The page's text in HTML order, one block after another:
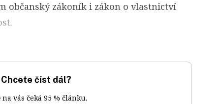
občanský zákoník i zákon o vlastnictví
Chcete číst dál?
na vás čeká 95 % článku.